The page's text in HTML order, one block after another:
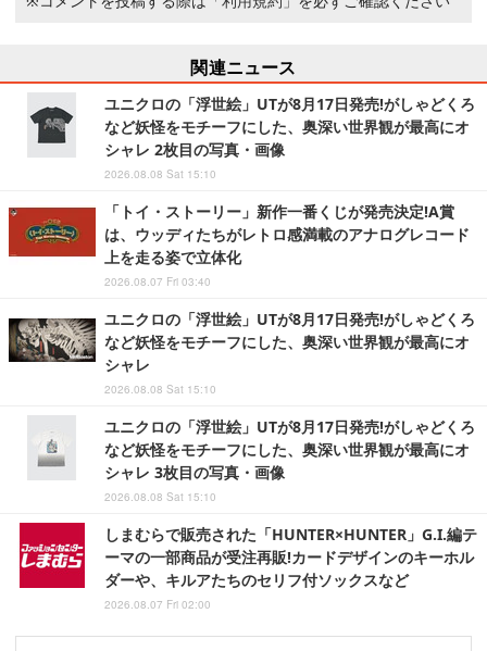
関連ニュース
ユニクロの「浮世絵」UTが8月17日発売!がしゃどくろ
など妖怪をモチーフにした、奥深い世界観が最高にオ
シャレ 2枚目の写真・画像
2026.08.08 Sat 15:10
「トイ・ストーリー」新作一番くじが発売決定!A賞
は、ウッディたちがレトロ感満載のアナログレコード
上を走る姿で立体化
2026.08.07 Fri 03:40
ユニクロの「浮世絵」UTが8月17日発売!がしゃどくろ
など妖怪をモチーフにした、奥深い世界観が最高にオ
シャレ
2026.08.08 Sat 15:10
ユニクロの「浮世絵」UTが8月17日発売!がしゃどくろ
など妖怪をモチーフにした、奥深い世界観が最高にオ
シャレ 3枚目の写真・画像
2026.08.08 Sat 15:10
しまむらで販売された「HUNTER×HUNTER」G.I.編テ
ーマの一部商品が受注再販!カードデザインのキーホル
ダーや、キルアたちのセリフ付ソックスなど
2026.08.07 Fri 02:00